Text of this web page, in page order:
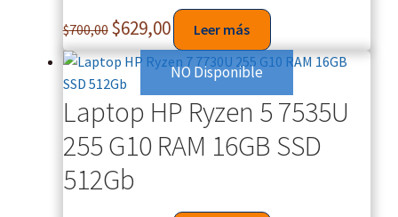
$700,00 $629,00 Leer más
NO Disponible
Laptop HP Ryzen 5 7535U
255 G10 RAM 16GB SSD
512Gb